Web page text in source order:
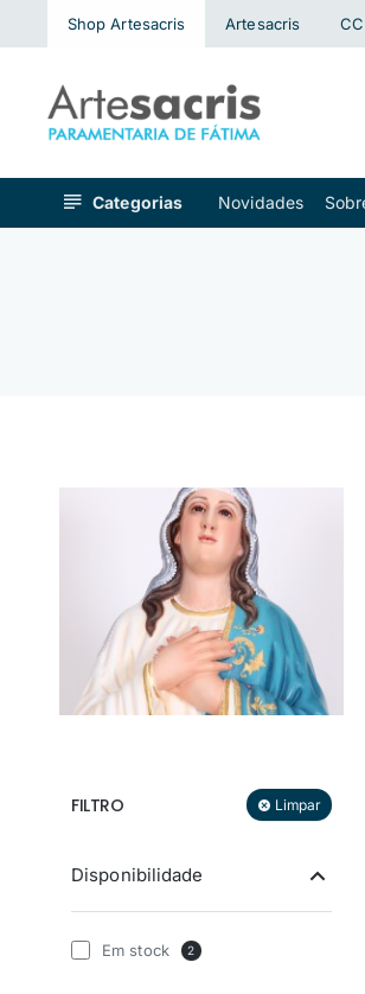
Shop Artesacris Artesacris
Categorias Novidades
FILTRO Limpar
Disponibilidade
Em stock 2